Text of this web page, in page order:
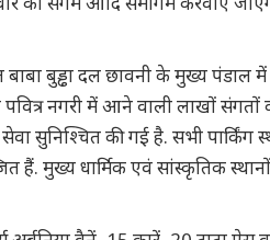
बुड्ढा दल छावनी के मुख्य पंडाल
नगरी में आने वाली लाखों
की गई है. सभी पार्किंग
हैं. मुख्य धार्मिक एवं सांस्कृतिक